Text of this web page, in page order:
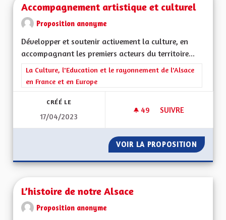
Accompagnement artistique et culturel
Proposition anonyme
Développer et soutenir activement la culture, en
accompagnant les premiers acteurs du territoire...
Filtrer les résultats de la catégorie : La Culture, l'Education et
La Culture, l'Education et le rayonnement de l'Alsace
en France et en Europe
CRÉÉ LE
17/04/2023
49 49 ABONNÉS
SUIVRE
VOIR LA PROPOSITION
L’histoire de notre Alsace
Proposition anonyme